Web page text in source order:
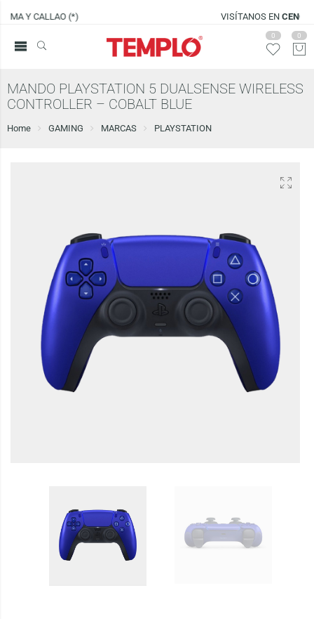
CENCO LIMA SUR
0 0
MANDO PLAYSTATION 5 DUALSENSE WIRELESS
CONTROLLER – COBALT BLUE
Home GAMING MARCAS PLAYSTATION